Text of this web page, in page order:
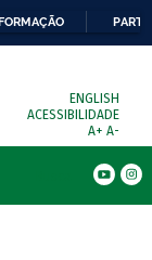
ENGLISH
ACESSIBILIDADE
A+ A-